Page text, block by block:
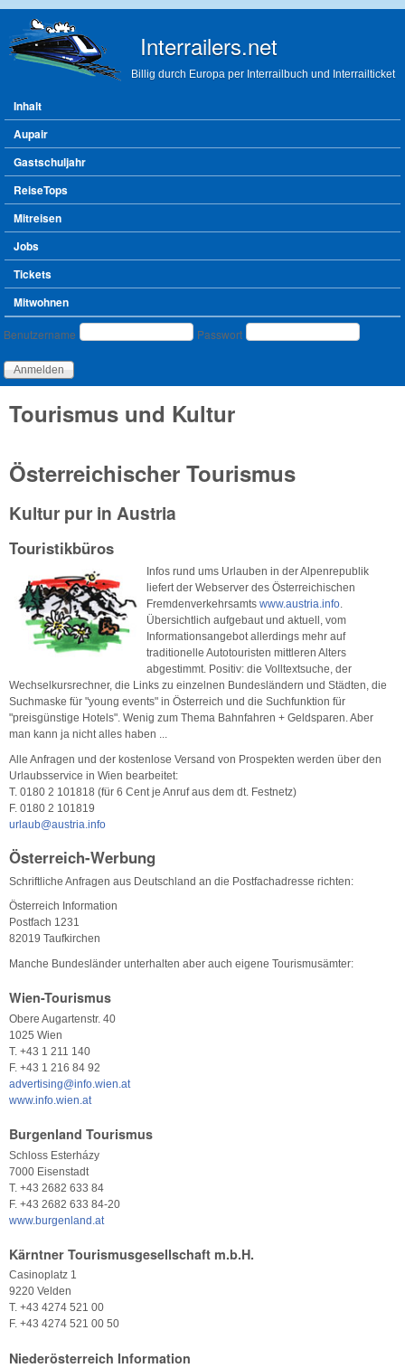
Interrailers.net
Billig durch Europa per Interrailbuch und Interrailticket
Hauptmenü
Inhalt
Aupair
Gastschuljahr
ReiseTops
Mitreisen
Jobs
Tickets
Mitwohnen
Benutzeranmeldung
Benutzername Passwort
Tourismus und Kultur
Österreichischer Tourismus
Kultur pur in Austria
Touristikbüros
Infos rund ums Urlauben in der Alpenrepublik
liefert der Webserver des Österreichischen
Fremdenverkehrsamts www.austria.info.
Übersichtlich aufgebaut und aktuell, vom
Informationsangebot allerdings mehr auf
traditionelle Autotouristen mittleren Alters
abgestimmt. Positiv: die Volltextsuche, der
Wechselkursrechner, die Links zu einzelnen Bundesländern und Städten, die
Suchmaske für "young events" in Österreich und die Suchfunktion für
"preisgünstige Hotels". Wenig zum Thema Bahnfahren + Geldsparen. Aber
man kann ja nicht alles haben ...
Alle Anfragen und der kostenlose Versand von Prospekten werden über den
Urlaubsservice in Wien bearbeitet:
T. 0180 2 101818 (für 6 Cent je Anruf aus dem dt. Festnetz)
F. 0180 2 101819
urlaub@austria.info
Österreich-Werbung
Schriftliche Anfragen aus Deutschland an die Postfachadresse richten:
Österreich Information
Postfach 1231
82019 Taufkirchen
Manche Bundesländer unterhalten aber auch eigene Tourismusämter:
Wien-Tourismus
Obere Augartenstr. 40
1025 Wien
T. +43 1 211 140
F. +43 1 216 84 92
advertising@info.wien.at
www.info.wien.at
Burgenland Tourismus
Schloss Esterházy
7000 Eisenstadt
T. +43 2682 633 84
F. +43 2682 633 84-20
www.burgenland.at
Kärntner Tourismusgesellschaft m.b.H.
Casinoplatz 1
9220 Velden
T. +43 4274 521 00
F. +43 4274 521 00 50
Niederösterreich Information